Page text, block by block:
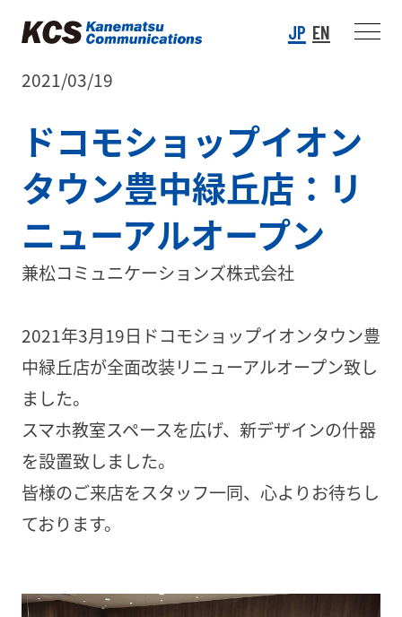
JP EN
2021/03/19
ドコモショップイオン
タウン豊中緑丘店：リ
ニューアルオープン
兼松コミュニケーションズ株式会社
2021年3月19日ドコモショップイオンタウン豊
中緑丘店が全面改装リニューアルオープン致し
ました。
スマホ教室スペースを広げ、新デザインの什器
を設置致しました。
皆様のご来店をスタッフ一同、心よりお待ちし
ております。